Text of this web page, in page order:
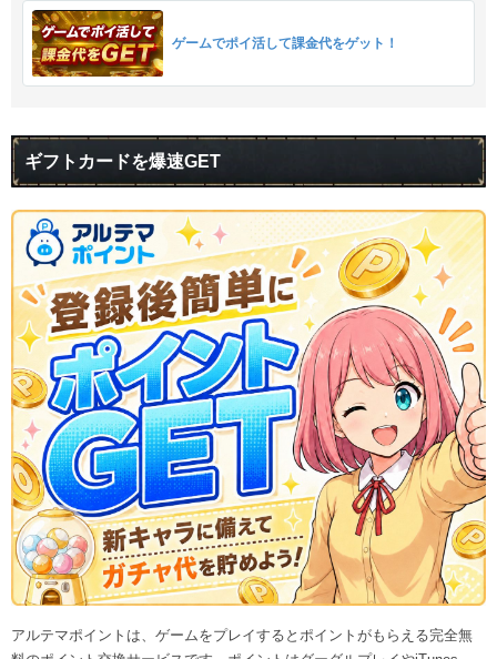
ゲームでポイ活して課金代をゲット！
ギフトカードを爆速GET
アルテマポイントは、ゲームをプレイするとポイントがもらえる完全無